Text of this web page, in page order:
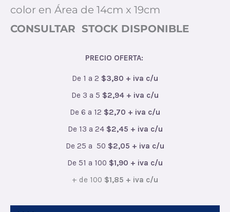
color en Área de 14cm x 19cm
CONSULTAR STOCK DISPONIBLE
PRECIO OFERTA:
De 1 a 2 $3,80 + iva c/u
De 3 a 5 $2,94 + iva c/u
De 6 a 12 $2,70 + iva c/u
De 13 a 24 $2,45 + iva c/u
De 25 a 50 $2,05 + iva c/u
De 51 a 100 $1,90 + iva c/u
+ de 100 $1,85 + iva c/u